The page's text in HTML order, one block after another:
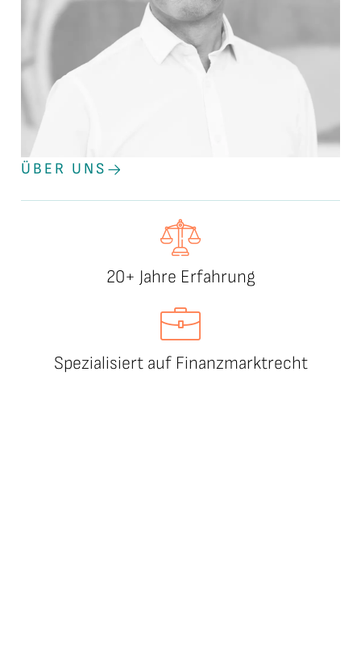
ÜBER UNS
20+ Jahre Erfahrung
Spezialisiert auf Finanzmarktrecht